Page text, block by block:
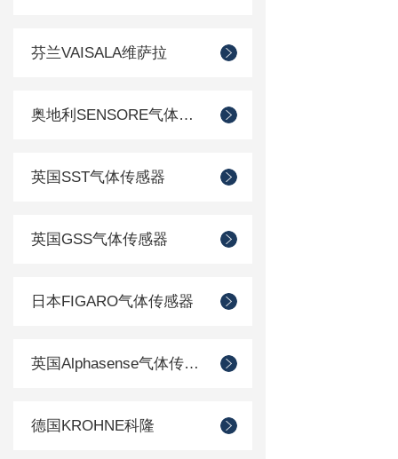
芬兰VAISALA维萨拉
奥地利SENSORE气体传感器
英国SST气体传感器
英国GSS气体传感器
日本FIGARO气体传感器
英国Alphasense气体传感器
德国KROHNE科隆